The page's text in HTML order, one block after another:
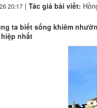
20:17 | Tác giả bài viết:
ta biết sống khiêm
nhất